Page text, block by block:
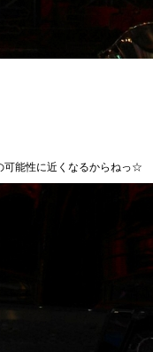
可能性に近くなるからねっ☆